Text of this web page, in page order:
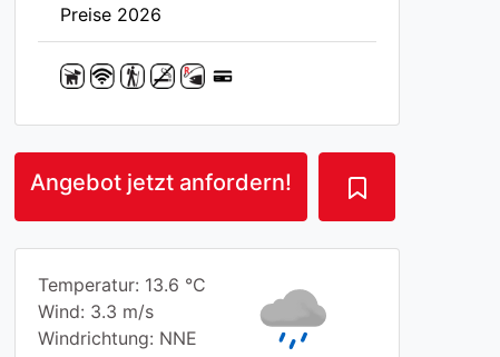
Preise 2026
Angebot jetzt anfordern!
Temperatur: 13.6 °C
Wind: 3.3 m/s
Windrichtung: NNE